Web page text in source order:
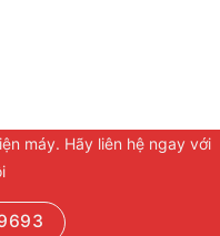
máy. Hãy liên hệ ngay với